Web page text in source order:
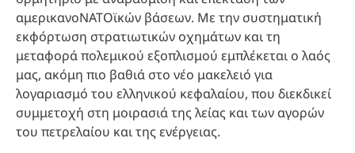
αμερικανοΝΑΤΟϊκών βάσεων. Με την συστηματική
εκφόρτωση στρατιωτικών οχημάτων και τη
μεταφορά πολεμικού εξοπλισμού εμπλέκεται ο λαός
μας, ακόμη πιο βαθιά στο νέο μακελειό για
λογαριασμό του ελληνικού κεφαλαίου, που διεκδικεί
συμμετοχή στη μοιρασιά της λείας και των αγορών
του πετρελαίου και της ενέργειας.